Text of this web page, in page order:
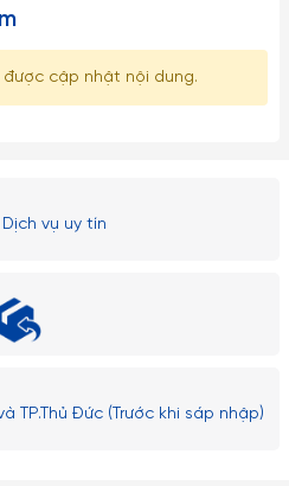
cập nhật nội dung.
Dịch vụ uy tín
TP.Thủ Đức (Trước khi sáp nhập)